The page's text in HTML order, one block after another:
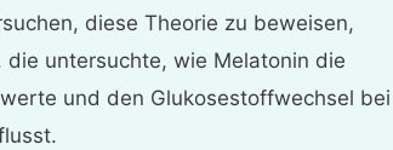
diese Theorie zu beweisen,
untersuchte, wie Melatonin die
und den Glukosestoffwechsel bei